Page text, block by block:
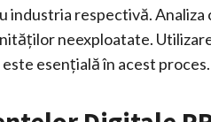
industria respectivă.
neexploatate.
esențială în acest proces.